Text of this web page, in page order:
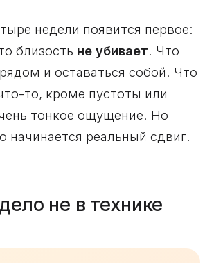
недели появится первое:
близость не убивает. Что
и оставаться собой. Что
то, кроме пустоты или
тонкое ощущение. Но
начинается реальный сдвиг.
не в технике